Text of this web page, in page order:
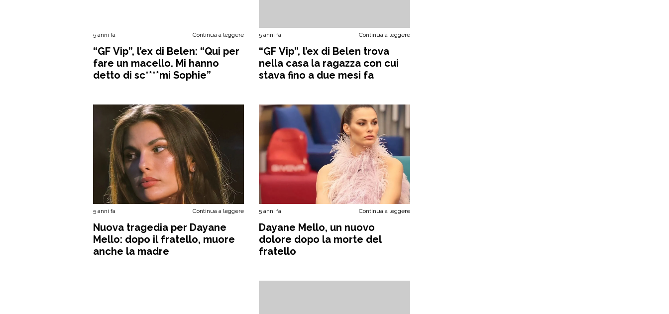
5 anni fa Continua a leggere
“GF Vip”, l’ex di Belen: “Qui per
fare un macello. Mi hanno
detto di sc****mi Sophie”
5 anni fa Continua a leggere
“GF Vip”, l’ex di Belen trova
nella casa la ragazza con cui
stava fino a due mesi fa
5 anni fa Continua a leggere
Nuova tragedia per Dayane
Mello: dopo il fratello, muore
anche la madre
5 anni fa Continua a leggere
Dayane Mello, un nuovo
dolore dopo la morte del
fratello